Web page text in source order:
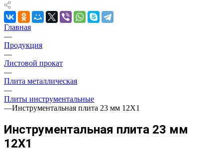
Главная
—
Продукция
—
Листовой прокат
—
Плита металлическая
—
Плиты инструментальные
—Инструментальная плита 23 мм 12Х1
Инструментальная плита 23 мм
12Х1